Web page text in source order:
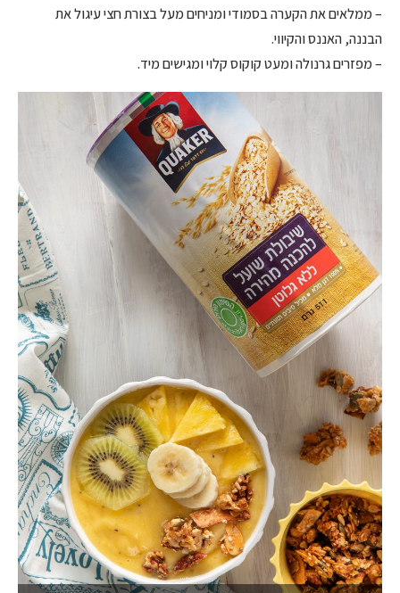
– ממלאים את הקערה בסמודי ומניחים מעל בצורת חצי עיגול את
הבננה, האננס והקיווי.
– מפזרים גרנולה ומעט קוקוס קלוי ומגישים מיד.